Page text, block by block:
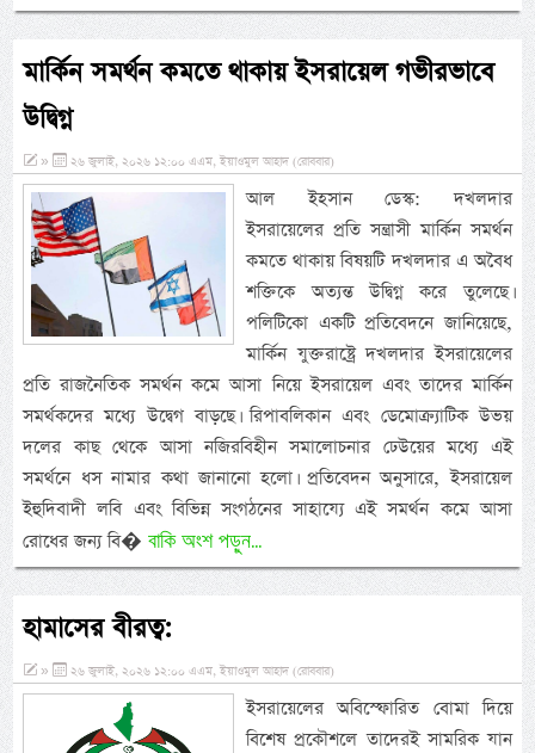
মার্কিন সমর্থন কমতে থাকায় ইসরায়েল গভীরভাবে
উদ্বিগ্ন
» ২৬ জুলাই, ২০২৬ ১২:০০ এএম, ইয়াওমুল আহাদ (রোববার)
আল ইহসান ডেস্ক: দখলদার
ইসরায়েলের প্রতি সন্ত্রাসী মার্কিন সমর্থন
কমতে থাকায় বিষয়টি দখলদার এ অবৈধ
শক্তিকে অত্যন্ত উদ্বিগ্ন করে তুলেছে।
পলিটিকো একটি প্রতিবেদনে জানিয়েছে,
মার্কিন যুক্তরাষ্ট্রে দখলদার ইসরায়েলের
প্রতি রাজনৈতিক সমর্থন কমে আসা নিয়ে ইসরায়েল এবং তাদের মার্কিন
সমর্থকদের মধ্যে উদ্বেগ বাড়ছে। রিপাবলিকান এবং ডেমোক্র্যাটিক উভয়
দলের কাছ থেকে আসা নজিরবিহীন সমালোচনার ঢেউয়ের মধ্যে এই
সমর্থনে ধস নামার কথা জানানো হলো। প্রতিবেদন অনুসারে, ইসরায়েল
ইহুদিবাদী লবি এবং বিভিন্ন সংগঠনের সাহায্যে এই সমর্থন কমে আসা
রোধের জন্য বি�বাকি অংশ পড়ুন...
হামাসের বীরত্ব:
» ২৬ জুলাই, ২০২৬ ১২:০০ এএম, ইয়াওমুল আহাদ (রোববার)
ইসরায়েলের অবিস্ফোরিত বোমা দিয়ে
বিশেষ প্রকৌশলে তাদেরই সামরিক যান